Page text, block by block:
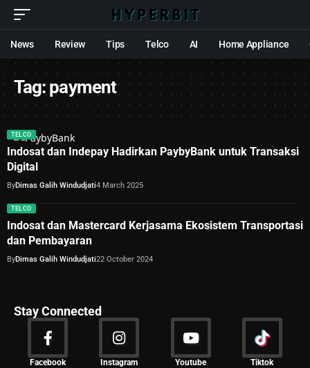
News Review Tips Telco AI Home Appliance
Tag:payment
TELCO
Indosat dan Indepay Hadirkan PaybyBank untuk Transaksi
Digital
ByDimas Galih Windudjati4 March 2025
TELCO
Indosat dan Mastercard Kerjasama Ekosistem Transportasi
dan Pembayaran
ByDimas Galih Windudjati22 October 2024
Stay Connected
Facebook Instagram Youtube Tiktok
News